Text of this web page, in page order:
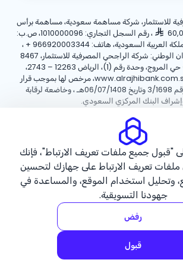
للاستثمار، شركة مساهمة سعودية، مساهمة برأس
، رقم السجل التجاري: 1010000096، ص.ب:
+ 966920003344 ،
8001244455 العنوان الوطني: شركة الراجحي المصرفية للاستثمار، 8467
طريق الملك فهد – حي المروج، وحدة رقم (1)، الرياض 12263 – 2743،
الموقع الإلكتروني: www.alrajhibank.com.sa، مرخص لها بموجب قرار
معالي وزير المالية رقم 3/1698 وتاريخ 06/07/1408هـ ، وخاضعة لرقابة
البنك المركزي السعودي.
©2026 مصرف الراجحي.
الارتباطسياسة الخصوصية
"قبول جميع ملفات تعريف الارتباط"، فإنك
تعريف الارتباط على جهازك لتحسين
وتحليل استخدام الموقع، والمساعدة في
جهودنا التسويقية.
رفض
قبول